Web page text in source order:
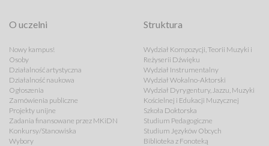
O uczelni
Nowy kampus!
Osoby
Działalność artystyczna
Działalność naukowa
Ogłoszenia
Zamówienia publiczne
Projekty unijne
Zadania finansowane przez MKiDN
Konkursy/Stanowiska
Wybory
Struktura
Wydział Kompozycji, Teorii Muzyki i
Reżyserii Dźwięku
Wydział Instrumentalny
Wydział Wokalno-Aktorski
Wydział Dyrygentury, Jazzu, Muzyki
Kościelnej i Edukacji Muzycznej
Szkoła Doktorska
Studium Pedagogiczne
Studium Języków Obcych
Biblioteka z Fonoteką